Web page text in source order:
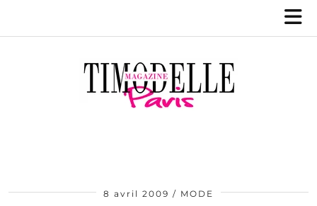
8 avril 2009 MODE